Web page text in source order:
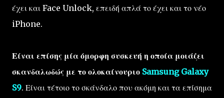
έχει και Face Unlock, επειδή απλά το έχει και το νέο
iPhone.
Είναι επίσης μία όμορφη συσκευή η οποία μοιάζει
σκανδαλωδώς με το ολοκαίνουριο Samsung Galaxy
S9. Είναι τέτοιο το σκάνδαλο που ακόμη και τα επίσημα